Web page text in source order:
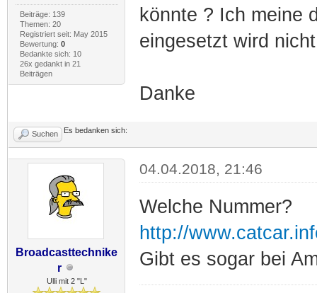
Beiträge: 139
Themen: 20
Registriert seit: May 2015
Bewertung: 0
Bedankte sich: 10
26x gedankt in 21
Beiträgen
könnte ? Ich meine
eingesetzt wird
Danke
Suchen Es bedanken sich:
Broadcasttechnike
r
Ulli mit 2 "L"
04.04.2018, 21:46
Welche Nummer?
http://
Gibt es sogar bei